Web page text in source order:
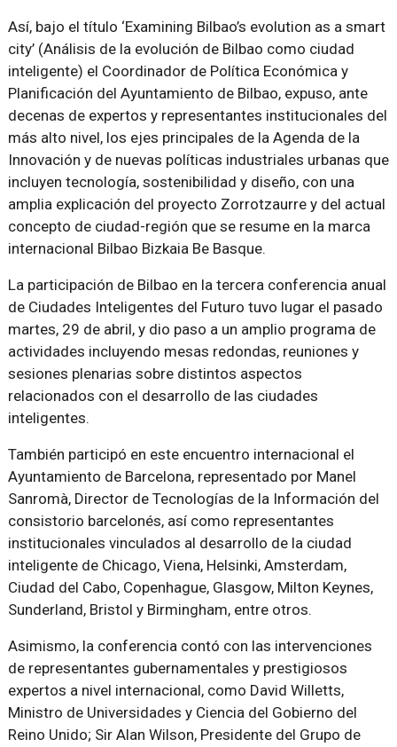
Así, bajo el título ‘Examining Bilbao’s evolution as a smart
city’ (Análisis de la evolución de Bilbao como ciudad
inteligente) el Coordinador de Política Económica y
Planificación del Ayuntamiento de Bilbao, expuso, ante
decenas de expertos y representantes institucionales del
más alto nivel, los ejes principales de la Agenda de la
Innovación y de nuevas políticas industriales urbanas que
incluyen tecnología, sostenibilidad y diseño, con una
amplia explicación del proyecto Zorrotzaurre y del actual
concepto de ciudad-región que se resume en la marca
internacional Bilbao Bizkaia Be Basque.
La participación de Bilbao en la tercera conferencia anual
de Ciudades Inteligentes del Futuro tuvo lugar el pasado
martes, 29 de abril, y dio paso a un amplio programa de
actividades incluyendo mesas redondas, reuniones y
sesiones plenarias sobre distintos aspectos
relacionados con el desarrollo de las ciudades
inteligentes.
También participó en este encuentro internacional el
Ayuntamiento de Barcelona, representado por Manel
Sanromà, Director de Tecnologías de la Información del
consistorio barcelonés, así como representantes
institucionales vinculados al desarrollo de la ciudad
inteligente de Chicago, Viena, Helsinki, Amsterdam,
Ciudad del Cabo, Copenhague, Glasgow, Milton Keynes,
Sunderland, Bristol y Birmingham, entre otros.
Asimismo, la conferencia contó con las intervenciones
de representantes gubernamentales y prestigiosos
expertos a nivel internacional, como David Willetts,
Ministro de Universidades y Ciencia del Gobierno del
Reino Unido; Sir Alan Wilson, Presidente del Grupo de